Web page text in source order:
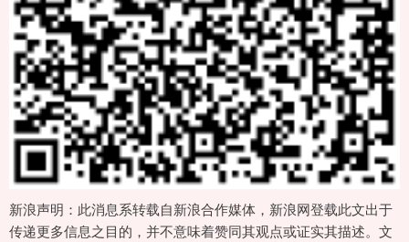
新浪声明：此消息系转载自新浪合作媒体，新浪网登载此文出于
传递更多信息之目的，并不意味着赞同其观点或证实其描述。文